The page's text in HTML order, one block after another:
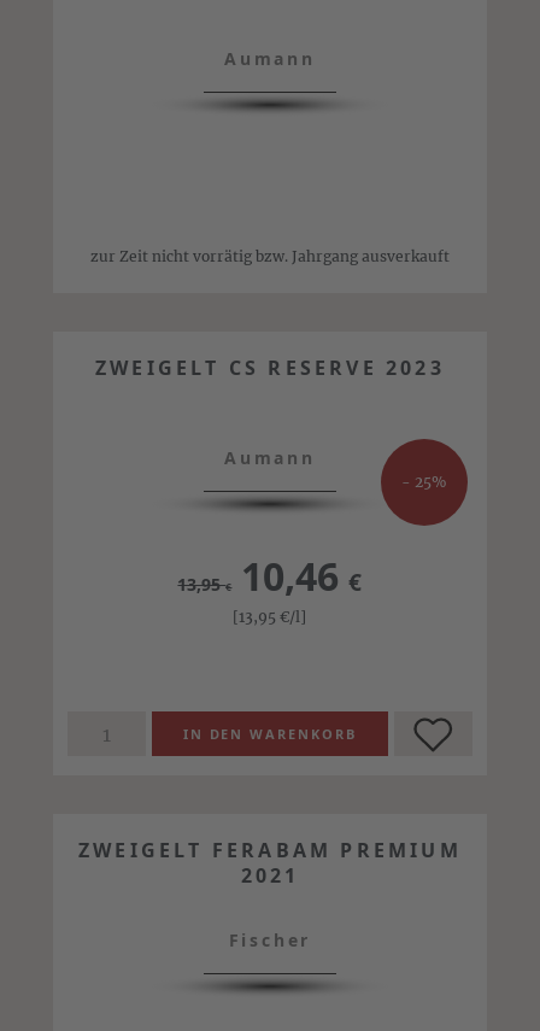
Aumann
zur Zeit nicht vorrätig bzw. Jahrgang ausverkauft
- 25%
ZWEIGELT CS RESERVE 2023
Aumann
13,95€ 10,46€
[13,95€/l]
ZWEIGELT FERABAM PREMIUM
2021
Fischer